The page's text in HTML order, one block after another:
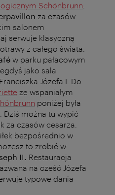
Schönbrunn
za czasów
salonem
serwuje klasyczną
z całego świata.
w parku pałacowym
jako sala
Józefa I. Do
ze wspaniałym
poniżej była
Dziś można tu wypić
za czasów cesarza.
bezpośrednio w
to zrobić w
II. Restauracja
na cześć Józefa
typowe dania